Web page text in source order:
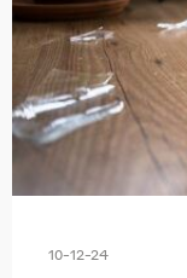
10-12-24